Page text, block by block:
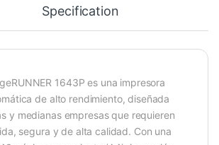
Specification
1643P es una impresora
de alto rendimiento, diseñada
y medianas empresas que requieren
segura y de alta calidad. Con una